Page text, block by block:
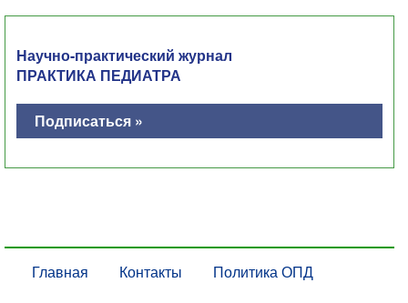
Научно-практический журнал
ПРАКТИКА ПЕДИАТРА
Подписаться »
Главная Контакты Политика ОПД